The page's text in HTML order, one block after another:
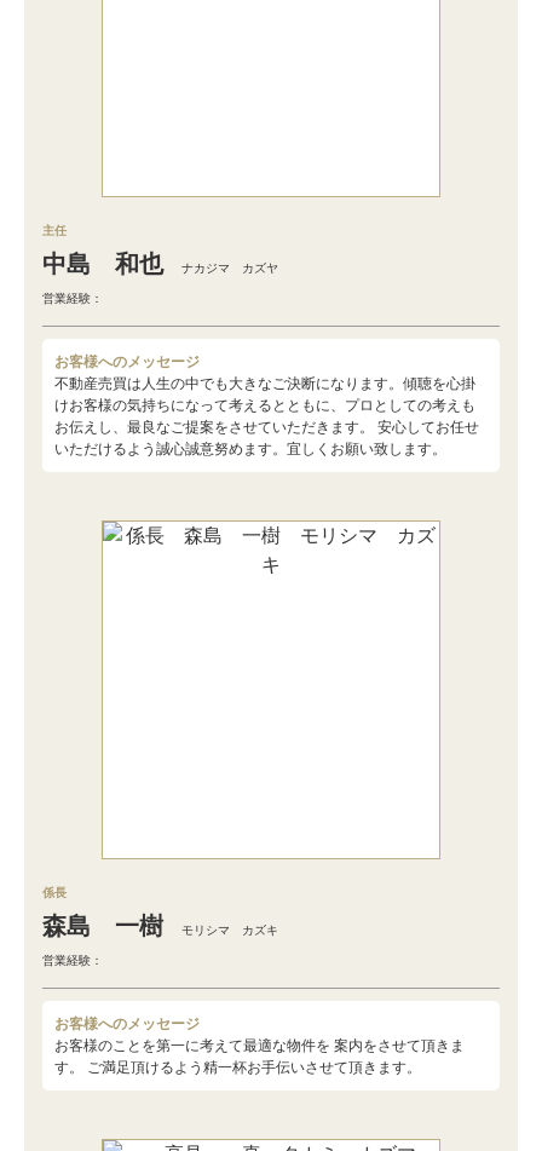
主任
中島 和也 ナカジマ カズヤ
営業経験：
お客様へのメッセージ
不動産売買は人生の中でも大きなご決断になります。傾聴を心掛
けお客様の気持ちになって考えるとともに、プロとしての考えも
お伝えし、最良なご提案をさせていただきます。 安心してお任せ
いただけるよう誠心誠意努めます。宜しくお願い致します。
係長
森島 一樹 モリシマ カズキ
営業経験：
お客様へのメッセージ
お客様のことを第一に考えて最適な物件を 案内をさせて頂きま
す。 ご満足頂けるよう精一杯お手伝いさせて頂きます。